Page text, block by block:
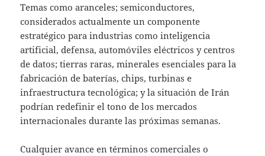
Temas como aranceles; semiconductores,
considerados actualmente un componente
estratégico para industrias como inteligencia
artificial, defensa, automóviles eléctricos y centros
de datos; tierras raras, minerales esenciales para la
fabricación de baterías, chips, turbinas e
infraestructura tecnológica; y la situación de Irán
podrían redefinir el tono de los mercados
internacionales durante las próximas semanas.
Cualquier avance en términos comerciales o